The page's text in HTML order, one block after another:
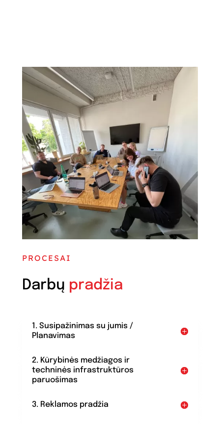
PROCESAI
Darbų pradžia
1. Susipažinimas su jumis /
Planavimas
2. Kūrybinės medžiagos ir
techninės infrastruktūros
paruošimas
3. Reklamos pradžia